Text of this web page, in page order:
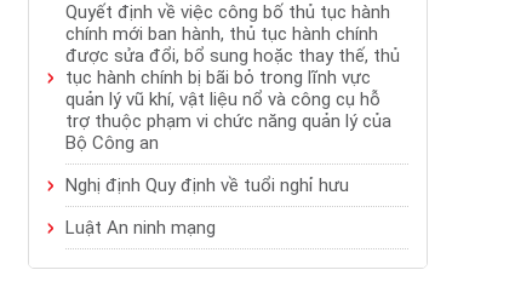
Quyết định về việc công bố thủ tục hành
chính mới ban hành, thủ tục hành chính
được sửa đổi, bổ sung hoặc thay thế, thủ
tục hành chính bị bãi bỏ trong lĩnh vực
quản lý vũ khí, vật liệu nổ và công cụ hỗ
trợ thuộc phạm vi chức năng quản lý của
Bộ Công an
Nghị định Quy định về tuổi nghỉ hưu
Luật An ninh mạng